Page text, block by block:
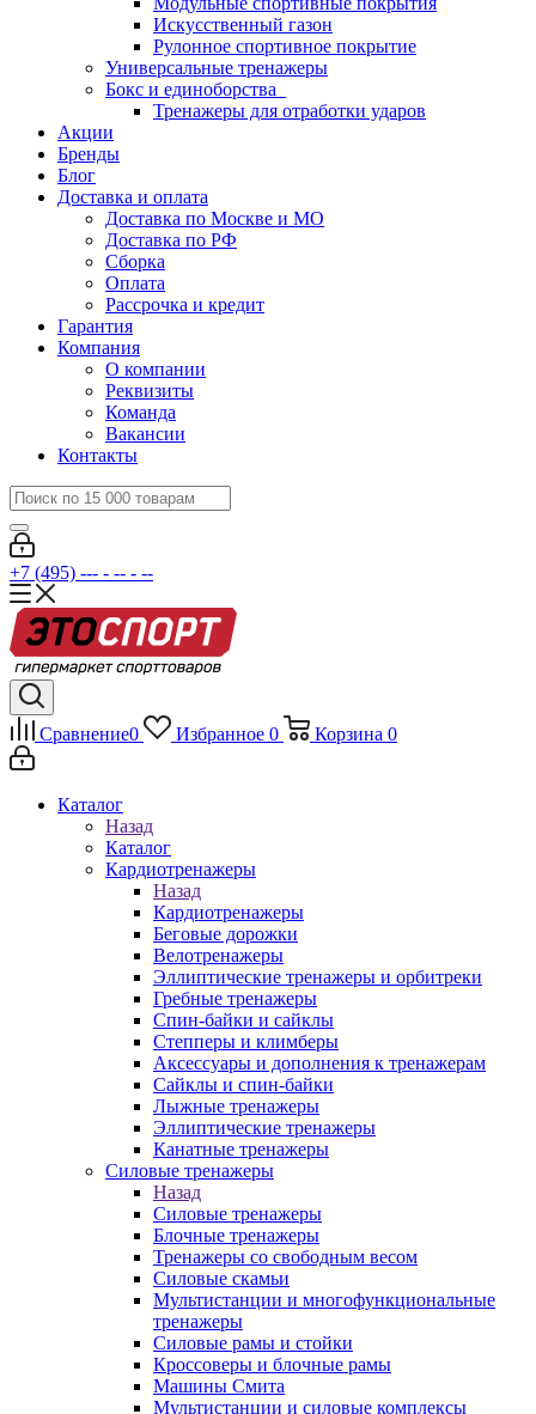
Искусственный газон
Рулонное спортивное покрытие
Универсальные тренажеры
Бокс и единоборства
Тренажеры для отработки ударов
Акции
Бренды
Блог
Доставка и оплата
Доставка по Москве и МО
Доставка по РФ
Сборка
Оплата
Рассрочка и кредит
Гарантия
Компания
О компании
Реквизиты
Команда
Вакансии
Контакты
+7 (495) --- - -- - --
Сравнение0 Избранное 0 Корзина 0
Каталог
Назад
Каталог
Кардиотренажеры
Назад
Кардиотренажеры
Беговые дорожки
Велотренажеры
Эллиптические тренажеры и орбитреки
Гребные тренажеры
Спин-байки и сайклы
Степперы и климберы
Аксессуары и дополнения к тренажерам
Сайклы и спин-байки
Лыжные тренажеры
Эллиптические тренажеры
Канатные тренажеры
Силовые тренажеры
Назад
Силовые тренажеры
Блочные тренажеры
Тренажеры со свободным весом
Силовые скамьи
Мультистанции и многофункциональные
тренажеры
Силовые рамы и стойки
Кроссоверы и блочные рамы
Машины Смита
Мультистанции и силовые комплексы